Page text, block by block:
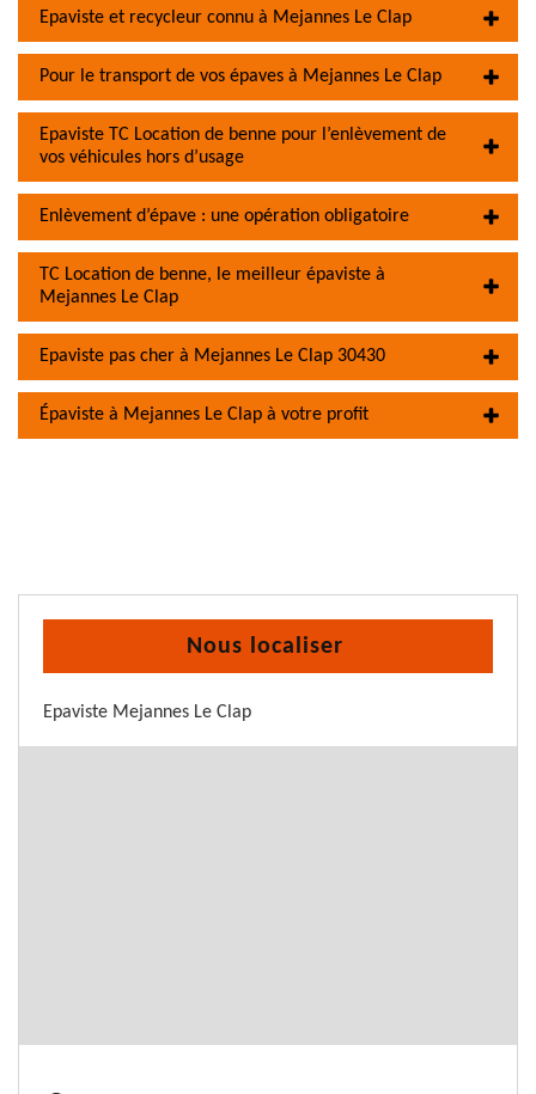
Epaviste et recycleur connu à Mejannes Le Clap
Pour le transport de vos épaves à Mejannes Le Clap
Epaviste TC Location de benne pour l’enlèvement de
vos véhicules hors d’usage
Enlèvement d’épave : une opération obligatoire
TC Location de benne, le meilleur épaviste à
Mejannes Le Clap
Epaviste pas cher à Mejannes Le Clap 30430
Épaviste à Mejannes Le Clap à votre profit
Nous localiser
Epaviste Mejannes Le Clap